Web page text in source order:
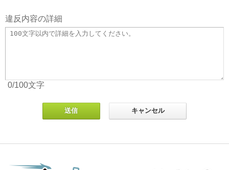
違反内容の詳細
0/100文字